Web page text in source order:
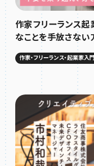
作家フリーランス起
なことを手放さない
作家・フリーランス・起業家入門